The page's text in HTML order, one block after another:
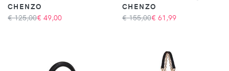
CHENZO
€ 125,00€ 49,00
CHENZO
€ 155,00€ 61,99